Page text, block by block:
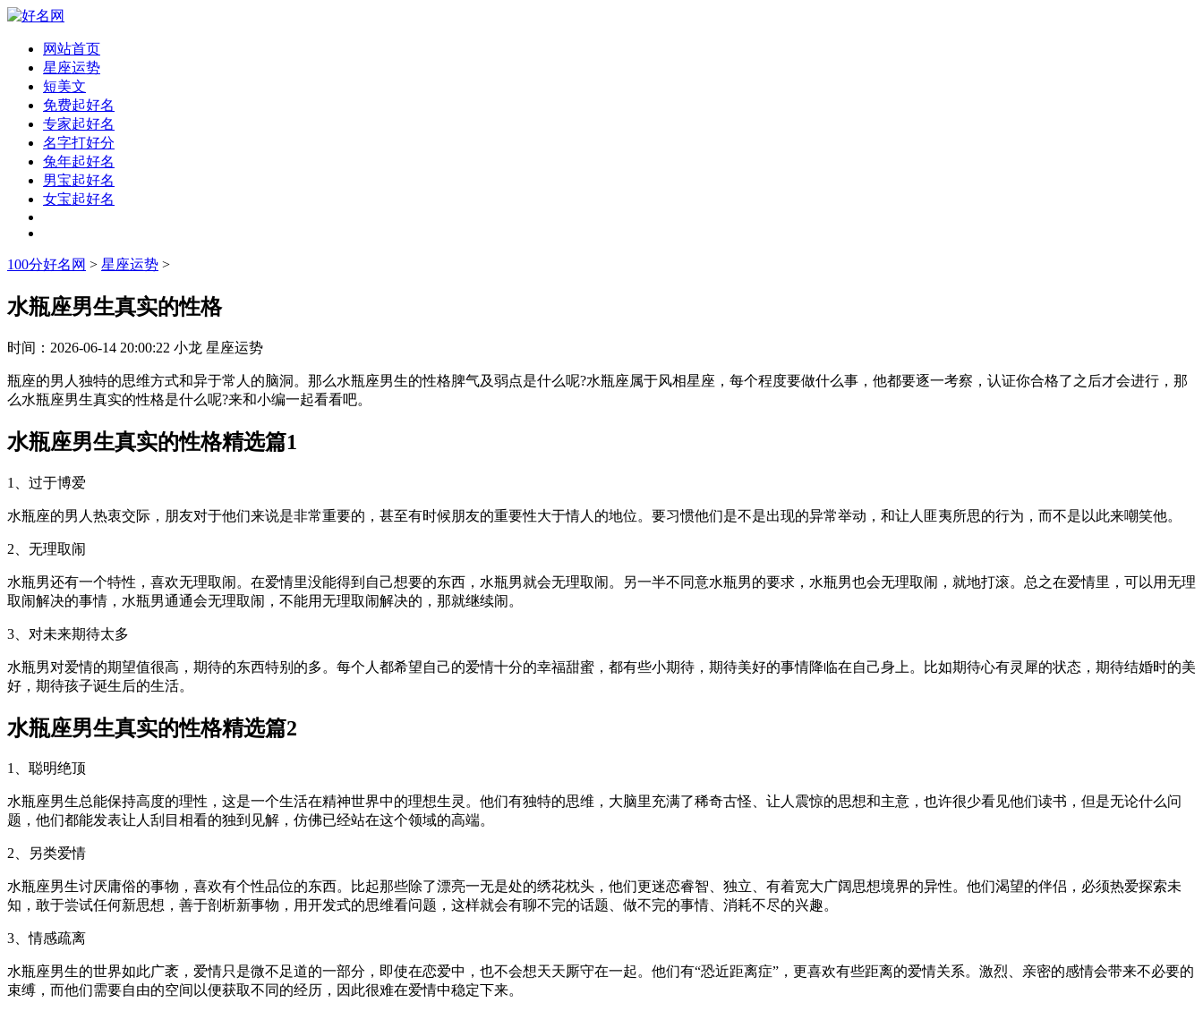
网站首页
星座运势
短美文
免费起好名
专家起好名
名字打好分
兔年起好名
男宝起好名
女宝起好名
100分好名网 > 星座运势 >
水瓶座男生真实的性格
时间： 2026-06-14 20:00:22 小龙 星座运势
瓶座的男人独特的思维方式和异于常人的脑洞。那么水瓶座男生的性格脾气及弱点是什么呢?水瓶座属于风相星座，每个程度要做什么事，他都要逐一考察，认证你合格了之后才会进行，那
么水瓶座男生真实的性格是什么呢?来和小编一起看看吧。
水瓶座男生真实的性格精选篇1
1、过于博爱
水瓶座的男人热衷交际，朋友对于他们来说是非常重要的，甚至有时候朋友的重要性大于情人的地位。要习惯他们是不是出现的异常举动，和让人匪夷所思的行为，而不是以此来嘲笑他。
2、无理取闹
水瓶男还有一个特性，喜欢无理取闹。在爱情里没能得到自己想要的东西，水瓶男就会无理取闹。另一半不同意水瓶男的要求，水瓶男也会无理取闹，就地打滚。总之在爱情里，可以用无理
取闹解决的事情，水瓶男通通会无理取闹，不能用无理取闹解决的，那就继续闹。
3、对未来期待太多
水瓶男对爱情的期望值很高，期待的东西特别的多。每个人都希望自己的爱情十分的幸福甜蜜，都有些小期待，期待美好的事情降临在自己身上。比如期待心有灵犀的状态，期待结婚时的美
好，期待孩子诞生后的生活。
水瓶座男生真实的性格精选篇2
1、聪明绝顶
水瓶座男生总能保持高度的理性，这是一个生活在精神世界中的理想生灵。他们有独特的思维，大脑里充满了稀奇古怪、让人震惊的思想和主意，也许很少看见他们读书，但是无论什么问
题，他们都能发表让人刮目相看的独到见解，仿佛已经站在这个领域的高端。
2、另类爱情
水瓶座男生讨厌庸俗的事物，喜欢有个性品位的东西。比起那些除了漂亮一无是处的绣花枕头，他们更迷恋睿智、独立、有着宽大广阔思想境界的异性。他们渴望的伴侣，必须热爱探索未
知，敢于尝试任何新思想，善于剖析新事物，用开发式的思维看问题，这样就会有聊不完的话题、做不完的事情、消耗不尽的兴趣。
3、情感疏离
水瓶座男生的世界如此广袤，爱情只是微不足道的一部分，即使在恋爱中，也不会想天天厮守在一起。他们有“恐近距离症”，更喜欢有些距离的爱情关系。激烈、亲密的感情会带来不必要的
束缚，而他们需要自由的空间以便获取不同的经历，因此很难在爱情中稳定下来。